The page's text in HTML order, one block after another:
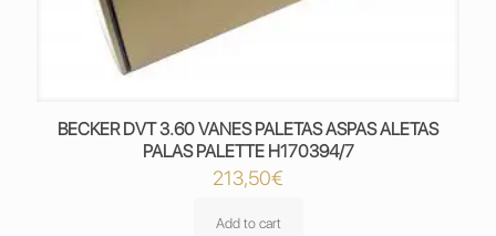
BECKER DVT 3.60 VANES PALETAS ASPAS ALETAS
PALAS PALETTE H170394/7
213,50€
Add to cart